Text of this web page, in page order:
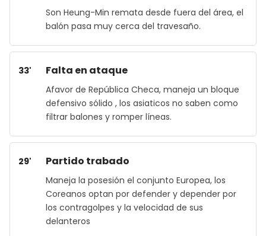
Son Heung-Min remata desde fuera del área, el
balón pasa muy cerca del travesaño.
33' Falta en ataque
Afavor de República Checa, maneja un bloque
defensivo sólido , los asiaticos no saben como
filtrar balones y romper líneas.
29' Partido trabado
Maneja la posesión el conjunto Europea, los
Coreanos optan por defender y depender por
los contragolpes y la velocidad de sus
delanteros